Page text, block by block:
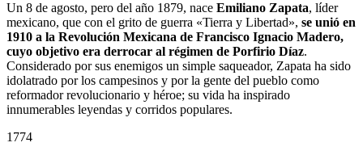
Un 8 de agosto, pero del año 1879, nace Emiliano Zapata, líder
mexicano, que con el grito de guerra «Tierra y Libertad», se unió en
1910 a la Revolución Mexicana de Francisco Ignacio Madero,
cuyo objetivo era derrocar al régimen de Porfirio Díaz.
Considerado por sus enemigos un simple saqueador, Zapata ha sido
idolatrado por los campesinos y por la gente del pueblo como
reformador revolucionario y héroe; su vida ha inspirado
innumerables leyendas y corridos populares.
1774